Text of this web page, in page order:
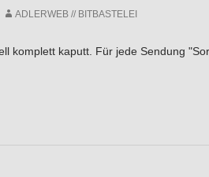
ADLERWEB // BITBASTELEI
komplett kaputt. Für jede Sendung